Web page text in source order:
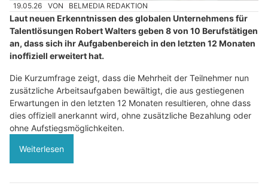
19.05.26 VON BELMEDIA REDAKTION
Laut neuen Erkenntnissen des globalen Unternehmens für
Talentlösungen Robert Walters geben 8 von 10 Berufstätigen
an, dass sich ihr Aufgabenbereich in den letzten 12 Monaten
inoffiziell erweitert hat.
Die Kurzumfrage zeigt, dass die Mehrheit der Teilnehmer nun
zusätzliche Arbeitsaufgaben bewältigt, die aus gestiegenen
Erwartungen in den letzten 12 Monaten resultieren, ohne dass
dies offiziell anerkannt wird, ohne zusätzliche Bezahlung oder
ohne Aufstiegsmöglichkeiten.
Weiterlesen